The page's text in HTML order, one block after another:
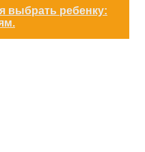
выбрать ребенку: